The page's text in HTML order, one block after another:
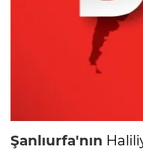
Şanlıurfa'nın